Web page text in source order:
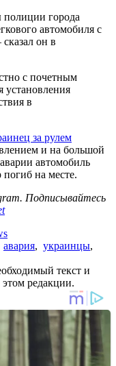
города
автомобиля с
он в
с почетным
в
за рулем
и на большой
автомобиль
погиб на месте.
Подписывайтесь
авария, украинцы,
текст и
редакции.